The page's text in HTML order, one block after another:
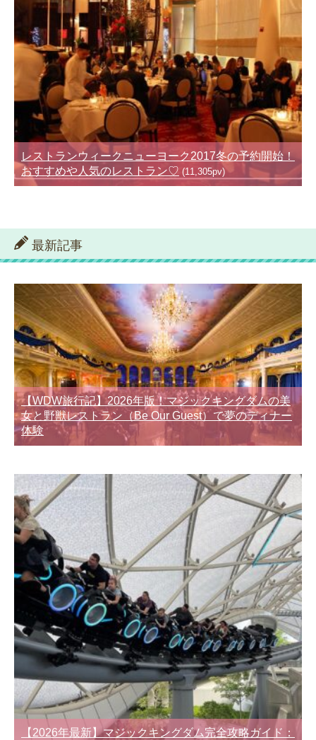
レストランウィークニューヨーク2017冬の予約開始！
おすすめや人気のレストラン♡ (11,305pv)
最新記事
【WDW旅行記】2026年版！マジックキングダムの美
女と野獣レストラン（Be Our Guest）で夢のディナー
体験
【2026年最新】マジックキングダム完全攻略ガイド：